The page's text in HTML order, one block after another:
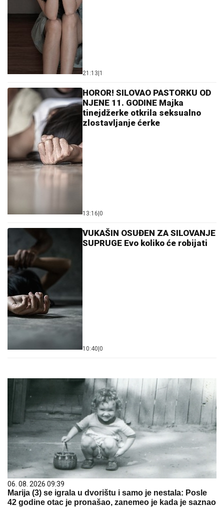
21:13 1
HOROR! SILOVAO PASTORKU OD
NJENE 11. GODINE Majka
tinejdžerke otkrila seksualno
zlostavljanje ćerke
13:16 0
VUKAŠIN OSUĐEN ZA SILOVANJE
SUPRUGE Evo koliko će robijati
10:40 0
06. 08. 2026 09:39
Marija (3) se igrala u dvorištu i samo je nestala: Posle
42 godine otac je pronašao, zanemeo je kada je saznao